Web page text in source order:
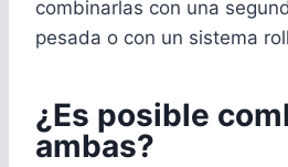
combinarlas con una
pesada o con un sistema
¿Es posible
ambas?